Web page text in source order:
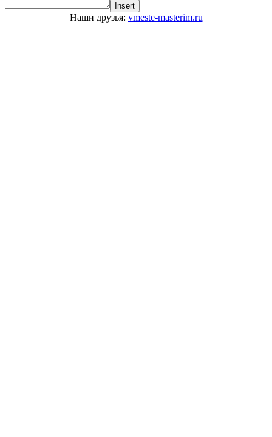
Insert
Наши друзья: vmeste-masterim.ru